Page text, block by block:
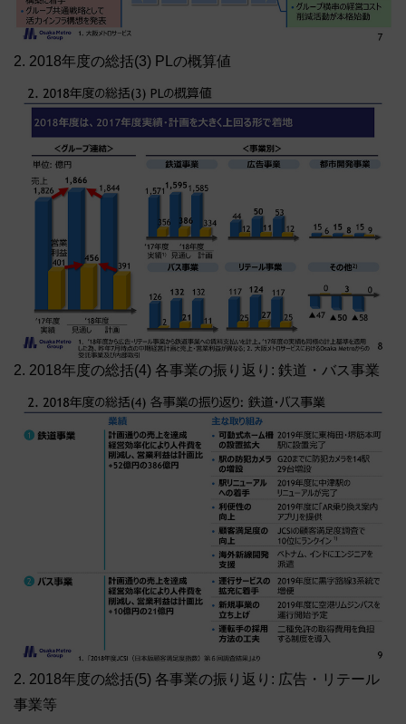
2. 2018年度の総括(3) PLの概算値
2. 2018年度の総括(4) 各事業の振り返り: 鉄道・バス事業
2. 2018年度の総括(5) 各事業の振り返り: 広告・リテール
事業等